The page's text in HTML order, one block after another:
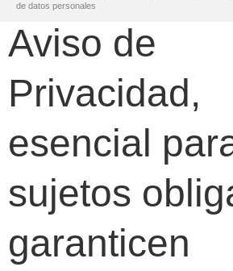
de datos personales
Aviso de
Privacidad,
esencial
sujetos
garanticen